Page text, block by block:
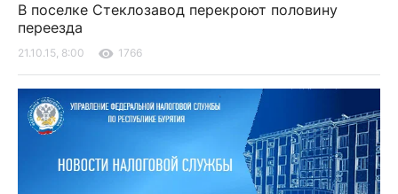
В поселке Стеклозавод перекроют половину
переезда
21.10.15, 8:00 1766